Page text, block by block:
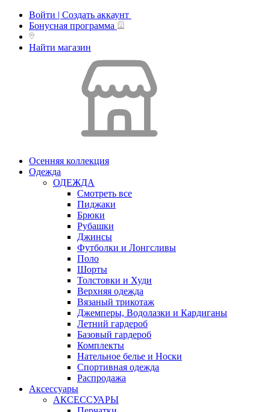
Войти | Создать аккаунт
Бонусная программа
Найти магазин
Осенняя коллекция
Одежда
ОДЕЖДА
Смотреть все
Пиджаки
Брюки
Рубашки
Джинсы
Футболки и Лонгсливы
Поло
Шорты
Толстовки и Худи
Верхняя одежда
Вязаный трикотаж
Джемперы, Водолазки и Кардиганы
Летний гардероб
Базовый гардероб
Комплекты
Нательное белье и Носки
Спортивная одежда
Распродажа
Аксессуары
АКСЕССУАРЫ